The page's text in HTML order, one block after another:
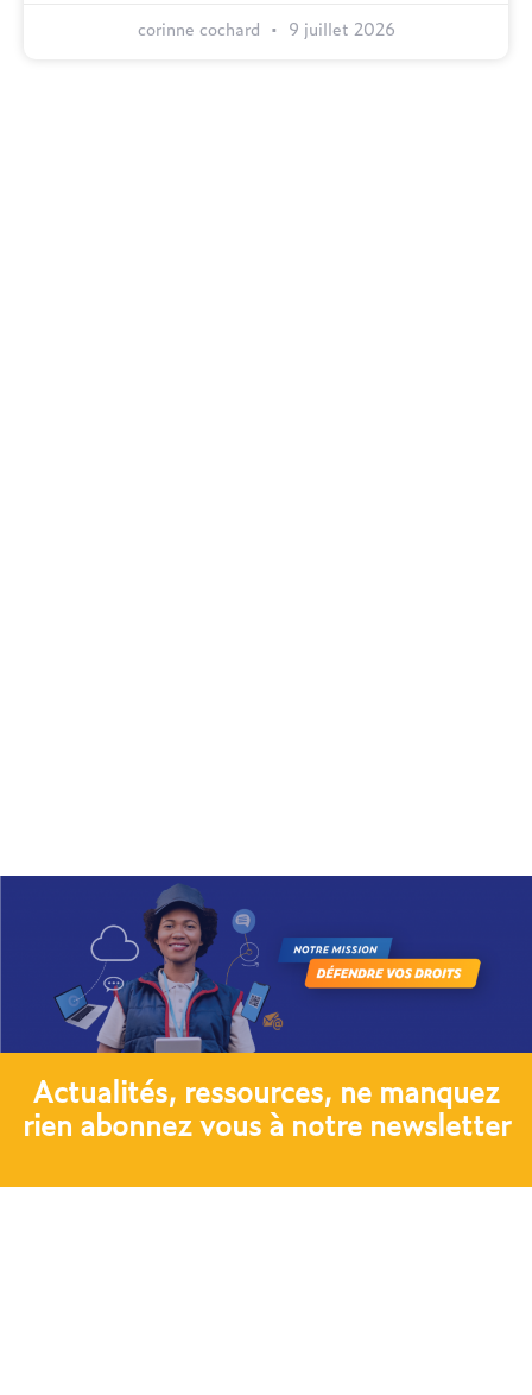
corinne cochard 9 juillet 2026
Actualités, ressources, ne manquez
rien abonnez vous à notre newsletter​